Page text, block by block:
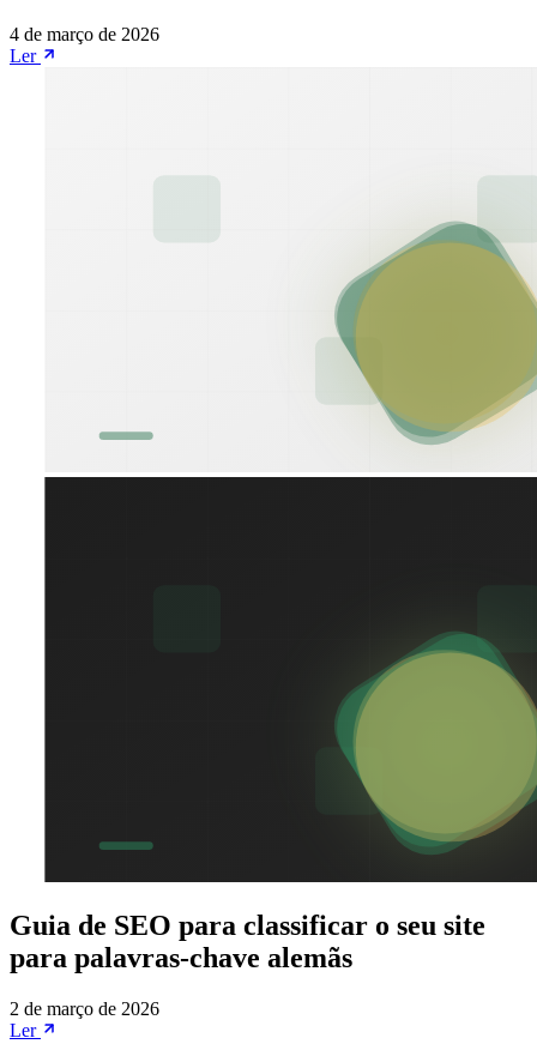
4 de março de 2026
Ler
Guia de SEO para classificar o seu site
para palavras-chave alemãs
2 de março de 2026
Ler